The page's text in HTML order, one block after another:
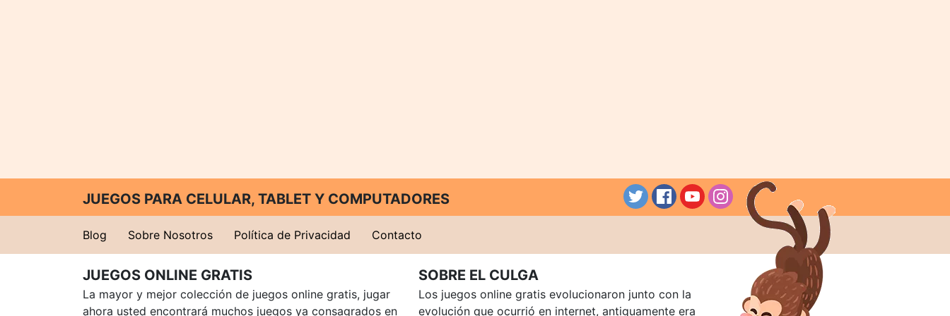
JUEGOS PARA CELULAR, TABLET Y COMPUTADORES
Blog Sobre Nosotros Política de Privacidad Contacto
JUEGOS ONLINE GRATIS
La mayor y mejor colección de juegos online gratis, jugar
ahora usted encontrará muchos juegos ya consagrados en
SOBRE EL CULGA
Los juegos online gratis evolucionaron junto con la
evolución que ocurrió en internet, antiguamente era